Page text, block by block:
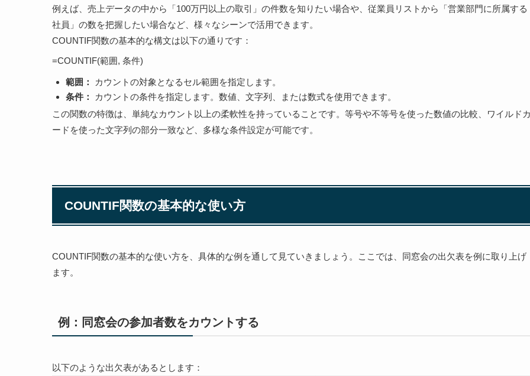
例えば、売上データの中から「100万円以上の取引」の件数を知りたい場合や、従業員リストから「営業部門に所属する
社員」の数を把握したい場合など、様々なシーンで活用できます。
COUNTIF関数の基本的な構文は以下の通りです：
=COUNTIF(範囲, 条件)
範囲：
カウントの対象となるセル範囲を指定します。
条件：
カウントの条件を指定します。数値、文字列、または数式を使用できます。
この関数の特徴は、単純なカウント以上の柔軟性を持っていることです。等号や不等号を使った数値の比較、ワイルド
ードを使った文字列の部分一致など、多様な条件設定が可能です。
COUNTIF関数の基本的な使い方
COUNTIF関数の基本的な使い方を、具体的な例を通して見ていきましょう。ここでは、同窓会の出欠表を例に取り上げ
ます。
例：同窓会の参加者数をカウントする
以下のような出欠表があるとします：